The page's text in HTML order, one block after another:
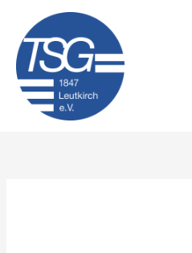
Inhalt
springen